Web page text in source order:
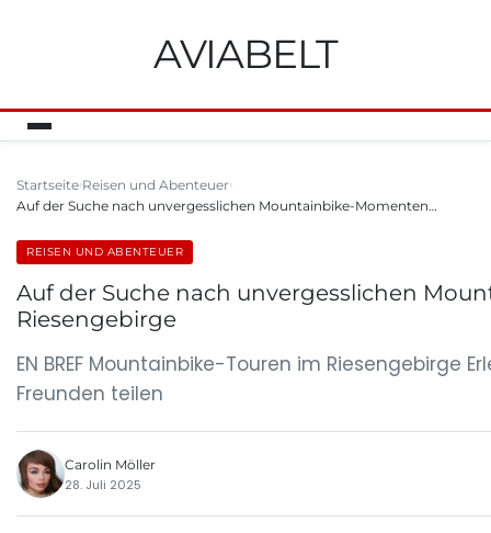
AVIABELT
Startseite Reisen und Abenteuer
Auf der Suche nach unvergesslichen Mountainbike-Momenten…
REISEN UND ABENTEUER
Auf der Suche nach unvergesslichen
Riesengebirge
EN BREF Mountainbike-Touren im Riesengebirge
Freunden teilen
Carolin Möller
28. Juli 2025